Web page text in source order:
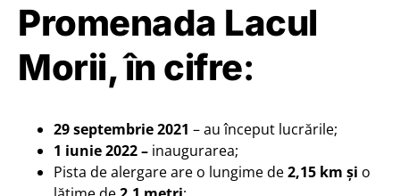
Promenada Lacul
Morii, în cifre:
29 septembrie 2021 – au început lucrările;
1 iunie 2022 – inaugurarea;
Pista de alergare are o lungime de2,15 km și o